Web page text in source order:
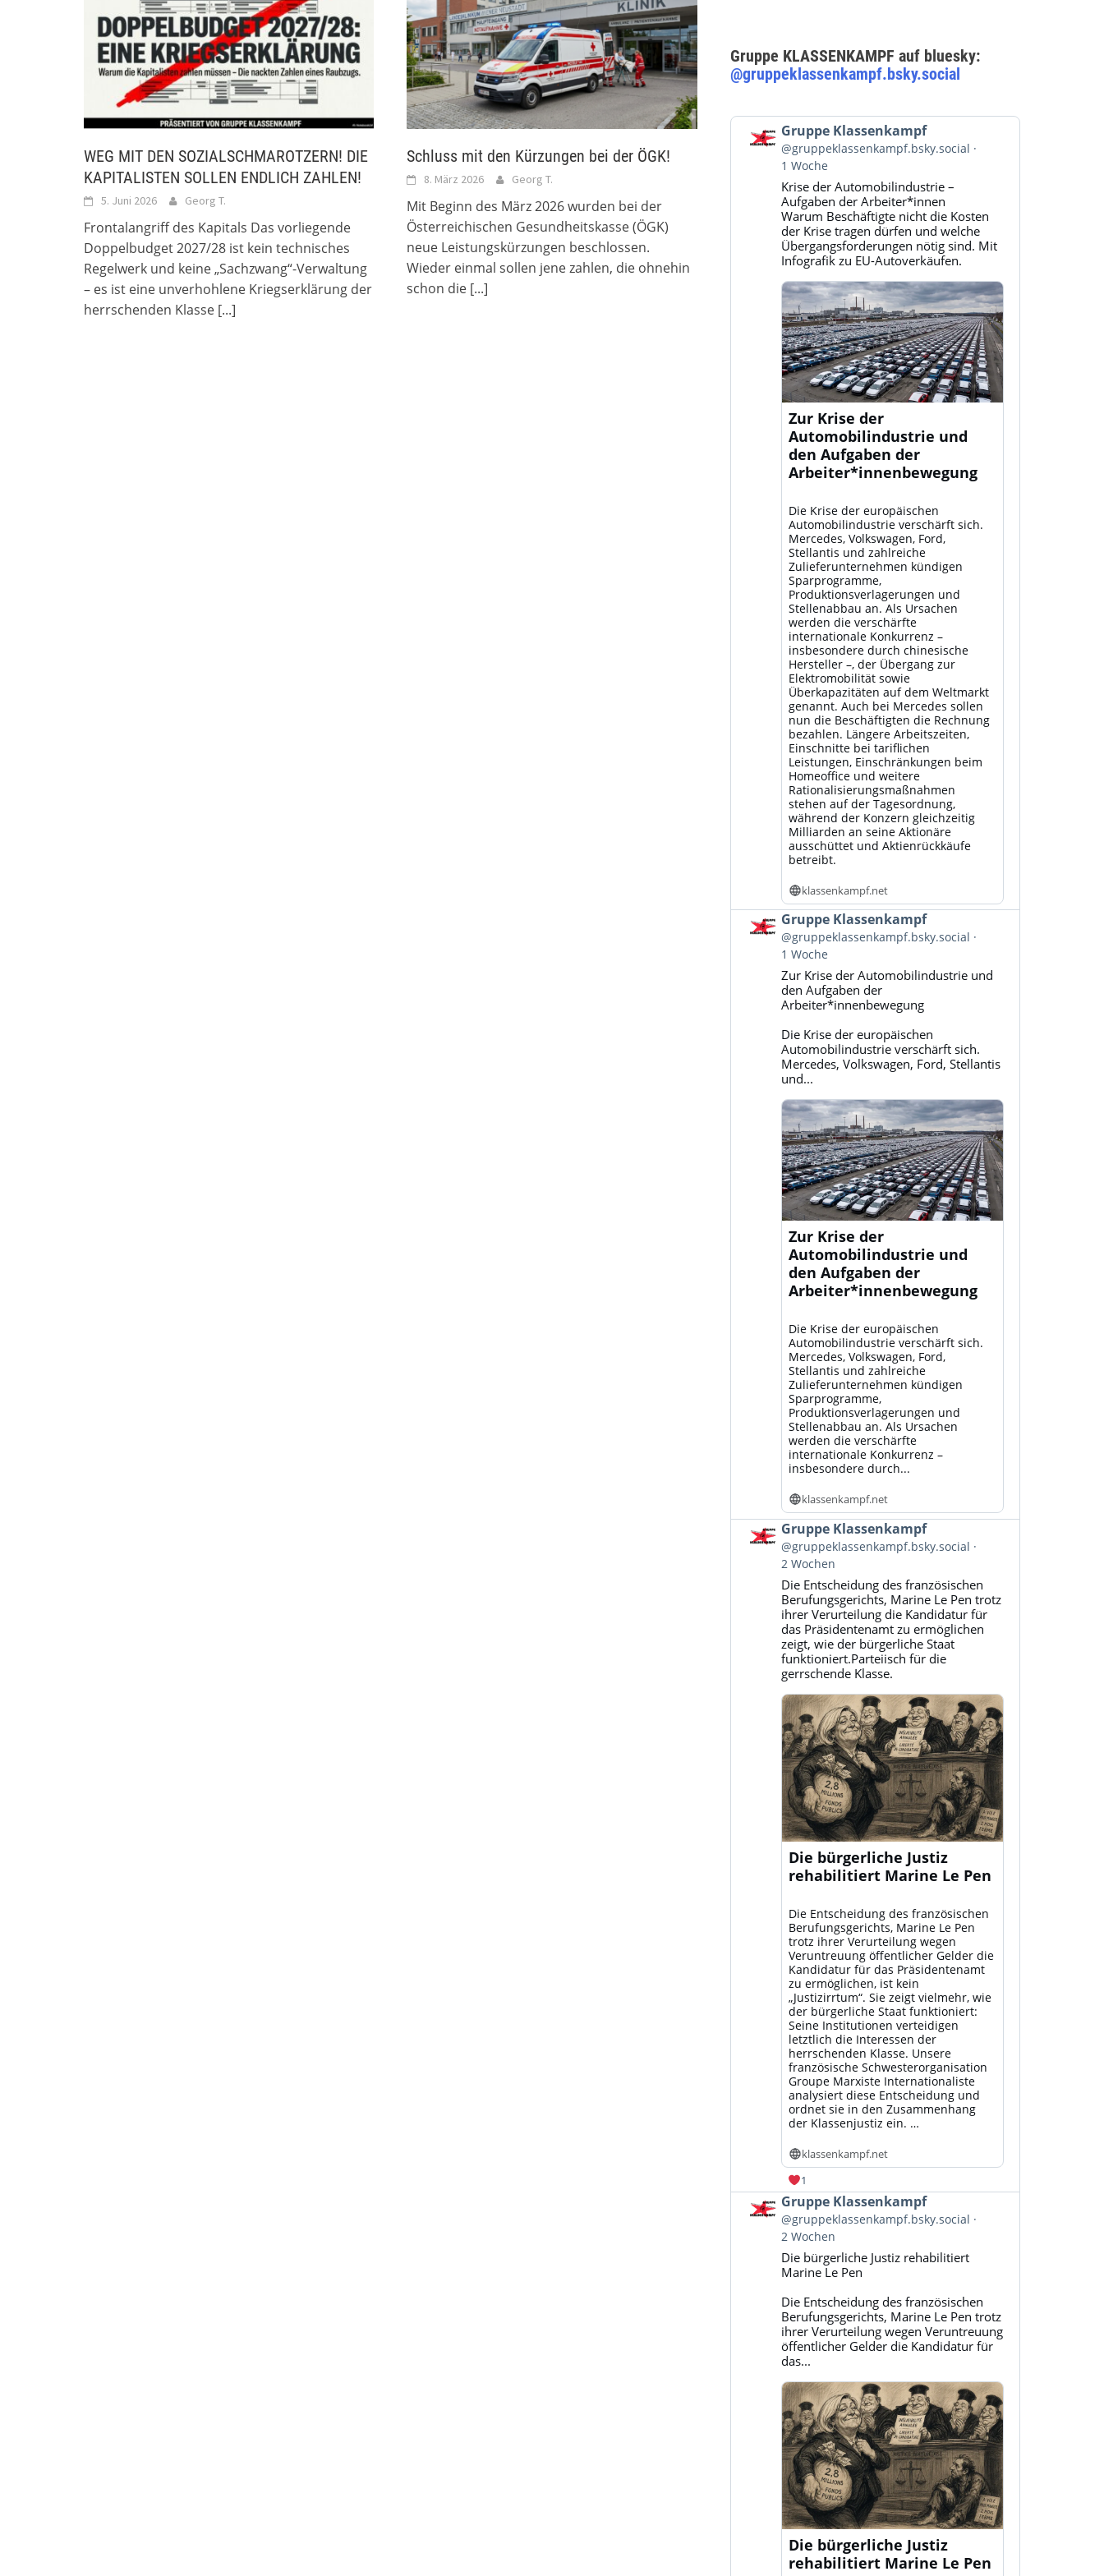
WEG MIT DEN SOZIALSCHMAROTZERN! DIE
KAPITALISTEN SOLLEN ENDLICH ZAHLEN!
5. Juni 2026 Georg T.
Frontalangriff des Kapitals Das vorliegende
Doppelbudget 2027/28 ist kein technisches
Regelwerk und keine „Sachzwang“-Verwaltung
– es ist eine unverhohlene Kriegserklärung der
herrschenden Klasse [...]
Schluss mit den Kürzungen bei der ÖGK!
8. März 2026 Georg T.
Mit Beginn des März 2026 wurden bei der
Österreichischen Gesundheitskasse (ÖGK)
neue Leistungskürzungen beschlossen.
Wieder einmal sollen jene zahlen, die ohnehin
schon die [...]
Gruppe KLASSENKAMPF auf bluesky:
@gruppeklassenkampf.bsky.social
Beitrag
von
Gruppe
Klassenkampf
Bluesky
ansehen
Gruppe Klassenkampf
@gruppeklassenkampf.bsky.social
1 Woche
Krise der Automobilindustrie –
Aufgaben der Arbeiter*innen
Warum Beschäftigte nicht die Kosten
der Krise tragen dürfen und welche
Übergangsforderungen nötig sind. Mit
Infografik zu EU-Autoverkäufen.
Zur Krise der
Automobilindustrie und
den Aufgaben der
Arbeiter*innenbewegung
Die Krise der europäischen
Automobilindustrie verschärft sich.
Mercedes, Volkswagen, Ford,
Stellantis und zahlreiche
Zulieferunternehmen kündigen
Sparprogramme,
Produktionsverlagerungen und
Stellenabbau an. Als Ursachen
werden die verschärfte
internationale Konkurrenz –
insbesondere durch chinesische
Hersteller –, der Übergang zur
Elektromobilität sowie
Überkapazitäten auf dem Weltmarkt
genannt. Auch bei Mercedes sollen
nun die Beschäftigten die Rechnung
bezahlen. Längere Arbeitszeiten,
Einschnitte bei tariflichen
Leistungen, Einschränkungen beim
Homeoffice und weitere
Rationalisierungsmaßnahmen
stehen auf der Tagesordnung,
während der Konzern gleichzeitig
Milliarden an seine Aktionäre
ausschüttet und Aktienrückkäufe
betreibt.
klassenkampf.net
Beitrag
von
Gruppe
Klassenkampf
Bluesky
Gruppe Klassenkampf
@gruppeklassenkampf.bsky.social
1 Woche
Zur Krise der Automobilindustrie und
den Aufgaben der
Arbeiter*innenbewegung
Die Krise der europäischen
Automobilindustrie verschärft sich.
Mercedes, Volkswagen, Ford, Stellantis
und...
Zur Krise der
Automobilindustrie und
den Aufgaben der
Arbeiter*innenbewegung
Die Krise der europäischen
Automobilindustrie verschärft sich.
Mercedes, Volkswagen, Ford,
Stellantis und zahlreiche
Zulieferunternehmen kündigen
Sparprogramme,
Produktionsverlagerungen und
Stellenabbau an. Als Ursachen
werden die verschärfte
internationale Konkurrenz –
insbesondere durch...
klassenkampf.net
Beitrag
von
Gruppe
Klassenkampf
Bluesky
ansehen
Gruppe Klassenkampf
@gruppeklassenkampf.bsky.social
2 Wochen
Die Entscheidung des französischen
Berufungsgerichts, Marine Le Pen trotz
ihrer Verurteilung die Kandidatur für
das Präsidentenamt zu ermöglichen
zeigt, wie der bürgerliche Staat
funktioniert.Parteiisch für die
gerrschende Klasse.
Die bürgerliche Justiz
rehabilitiert Marine Le Pen
Die Entscheidung des französischen
Berufungsgerichts, Marine Le Pen
trotz ihrer Verurteilung wegen
Veruntreuung öffentlicher Gelder die
Kandidatur für das Präsidentenamt
zu ermöglichen, ist kein
„Justizirrtum“. Sie zeigt vielmehr, wie
der bürgerliche Staat funktioniert:
Seine Institutionen verteidigen
letztlich die Interessen der
herrschenden Klasse. Unsere
französische Schwesterorganisation
Groupe Marxiste Internationaliste
analysiert diese Entscheidung und
ordnet sie in den Zusammenhang
der Klassenjustiz ein. …
klassenkampf.net
1
Beitrag
von
Gruppe
Klassenkampf
Bluesky
ansehen
Gruppe Klassenkampf
@gruppeklassenkampf.bsky.social
2 Wochen
Die bürgerliche Justiz rehabilitiert
Marine Le Pen
Die Entscheidung des französischen
Berufungsgerichts, Marine Le Pen trotz
ihrer Verurteilung wegen Veruntreuung
öffentlicher Gelder die Kandidatur für
das...
Die bürgerliche Justiz
rehabilitiert Marine Le Pen